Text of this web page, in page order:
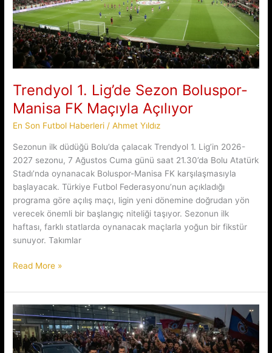
Trendyol 1. Lig’de Sezon Boluspor-
Manisa FK Maçıyla Açılıyor
En Son Futbol Haberleri /Ahmet Yıldız
Sezonun ilk düdüğü Bolu’da çalacak Trendyol 1. Lig’in 2026-
2027 sezonu, 7 Ağustos Cuma günü saat 21.30’da Bolu Atatürk
Stadı’nda oynanacak Boluspor-Manisa FK karşılaşmasıyla
başlayacak. Türkiye Futbol Federasyonu’nun açıkladığı
programa göre açılış maçı, ligin yeni dönemine doğrudan yön
verecek önemli bir başlangıç niteliği taşıyor. Sezonun ilk
haftası, farklı statlarda oynanacak maçlarla yoğun bir fikstür
sunuyor. Takımlar
Trendyol
Lig’de
Sezon
Boluspor-
Manisa
FK
Read More »